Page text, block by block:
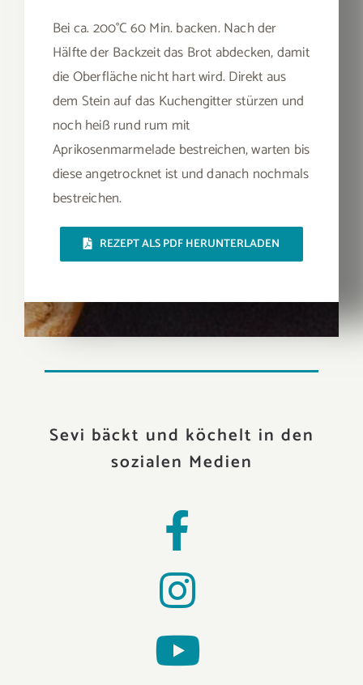
Bei ca. 200°C 60 Min. backen. Nach der
Hälfte der Backzeit das Brot abdecken, damit
die Oberfläche nicht hart wird. Direkt aus
dem Stein auf das Kuchengitter stürzen und
noch heiß rund rum mit
Aprikosenmarmelade bestreichen, warten bis
diese angetrocknet ist und danach nochmals
bestreichen.
REZEPT ALS PDF HERUNTERLADEN
Sevi bäckt und köchelt in den
sozialen Medien